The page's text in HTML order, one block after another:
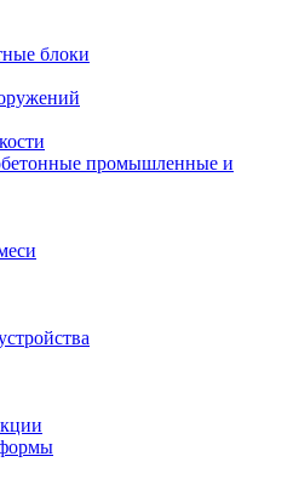
блоки
промышленные и